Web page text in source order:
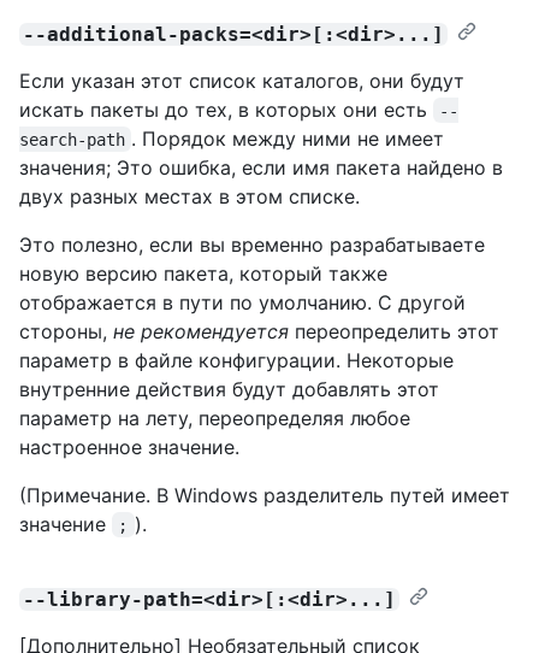
--additional-packs=<dir>[:<dir>...]
Если указан этот список каталогов, они будут
искать пакеты до тех, в которых они есть
--
search-path . Порядок между ними не имеет
значения; Это ошибка, если имя пакета найдено в
двух разных местах в этом списке.
Это полезно, если вы временно разрабатываете
новую версию пакета, который также
отображается в пути по умолчанию. С другой
стороны, не рекомендуется переопределить этот
параметр в файле конфигурации. Некоторые
внутренние действия будут добавлять этот
параметр на лету, переопределяя любое
настроенное значение.
(Примечание. В Windows разделитель путей имеет
значение
; ).
--library-path=<dir>[:<dir>...]
[Дополнительно] Необязательный список